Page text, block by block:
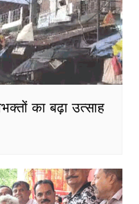
का बढ़ा उत्साह